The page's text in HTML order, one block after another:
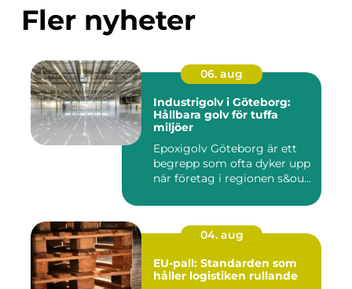
Fler nyheter
06. aug
Industrigolv i Göteborg:
Hållbara golv för tuffa
miljöer
Epoxigolv Göteborg är ett
begrepp som ofta dyker upp
när företag i regionen s&ou...
04. aug
EU-pall: Standarden som
håller logistiken rullande